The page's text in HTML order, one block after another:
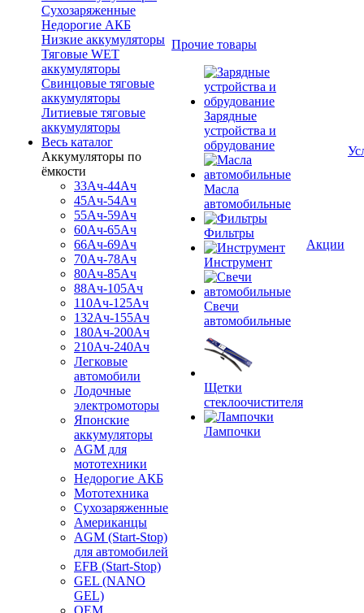
Сухозаряженные
Недорогие АКБ
Низкие аккумуляторы
Тяговые WET
аккумуляторы
Свинцовые тяговые
аккумуляторы
Литиевые тяговые
аккумуляторы
Весь каталог
Аккумуляторы по
ёмкости
33Ач-44Ач
45Ач-54Ач
55Ач-59Ач
60Ач-65Ач
66Ач-69Ач
70Ач-78Ач
80Ач-85Ач
88Ач-105Ач
110Ач-125Ач
132Ач-155Ач
180Ач-200Ач
210Ач-240Ач
Легковые
автомобили
Лодочные
электромоторы
Японские
аккумуляторы
AGM для
мототехники
Недорогие АКБ
Мототехника
Сухозаряженные
Американцы
AGM (Start-Stop)
для автомобилей
EFB (Start-Stop)
GEL (NANO
GEL)
OEM
Прочие товары
Зарядные
устройства и
обрудование
Масла
автомобильные
Фильтры
Инструмент
Свечи
автомобильные
Щетки
стеклоочистителя
Лампочки
Акции